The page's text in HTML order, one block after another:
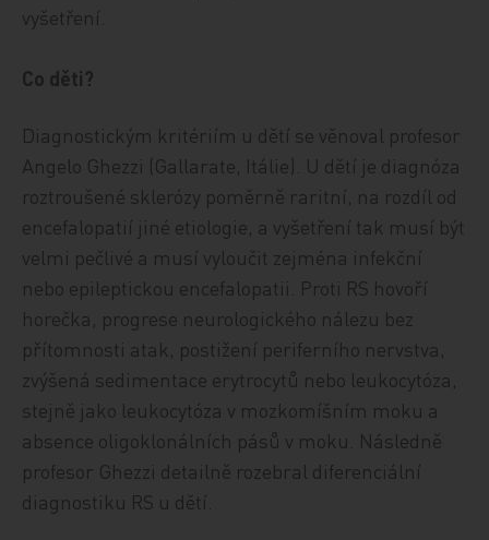
vyšetření.
Co děti?
Diagnostickým kritériím u dětí se věnoval profesor
Angelo Ghezzi (Gallarate, Itálie). U dětí je diagnóza
roztroušené sklerózy poměrně raritní, na rozdíl od
encefalopatií jiné etiologie, a vyšetření tak musí být
velmi pečlivé a musí vyloučit zejména infekční
nebo epileptickou encefalopatii. Proti RS hovoří
horečka, progrese neurologického nálezu bez
přítomnosti atak, postižení periferního nervstva,
zvýšená sedimentace erytrocytů nebo leukocytóza,
stejně jako leukocytóza v mozkomíšním moku a
absence oligoklonálních pásů v moku. Následně
profesor Ghezzi detailně rozebral diferenciální
diagnostiku RS u dětí.